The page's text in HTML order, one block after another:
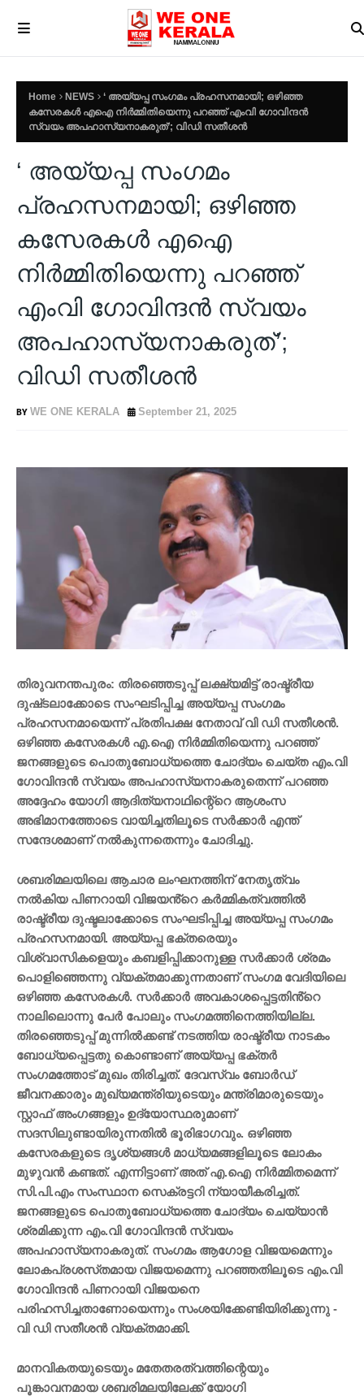
Home NEWS
‘ അയ്യപ്പ സംഗമം പ്രഹസനമായി; ഒഴിഞ്ഞ
കസേരകള്‍ എഐ നിര്‍മ്മിതിയെന്നു പറഞ്ഞ് എംവി ഗോവിന്ദന്‍
സ്വയം അപഹാസ്യനാകരുത്’; വിഡി സതീശന്‍
‘ അയ്യപ്പ സംഗമം
പ്രഹസനമായി; ഒഴിഞ്ഞ
കസേരകള്‍ എഐ
നിര്‍മ്മിതിയെന്നു പറഞ്ഞ്
എംവി ഗോവിന്ദന്‍ സ്വയം
അപഹാസ്യനാകരുത്’;
വിഡി സതീശന്‍
WE ONE KERALA September 21, 2025
തിരുവനന്തപുരം: തിരഞ്ഞെടുപ്പ് ലക്ഷ്യമിട്ട് രാഷ്ട്രീയ
ദുഷ്‌ടലാക്കോടെ സംഘടിപ്പിച്ച അയ്യപ്പ സംഗമം
പ്രഹസനമായെന്ന് പ്രതിപക്ഷ നേതാവ് വി ഡി സതീശൻ.
ഒഴിഞ്ഞ കസേരകൾ എ.ഐ നിർമ്മിതിയെന്നു പറഞ്ഞ്
ജനങ്ങളുടെ പൊതുബോധ്യത്തെ ചോദ്യം ചെയ്‌ത എം.വി
ഗോവിന്ദൻ സ്വയം അപഹാസ്യനാകരുതെന്ന് പറഞ്ഞ
അദ്ദേഹം യോഗി ആദിത്യനാഥിന്റെ്റെ ആശംസ
അഭിമാനത്തോടെ വായിച്ചതിലൂടെ സർക്കാർ എന്ത്
സന്ദേശമാണ് നൽകുന്നതെന്നും ചോദിച്ചു.
ശബരിമലയിലെ ആചാര ലംഘനത്തിന് നേതൃത്വം
നൽകിയ പിണറായി വിജയൻ്റെ കർമ്മികത്വത്തിൽ
രാഷ്ട്രീയ ദുഷ്ട‌ലാക്കോടെ സംഘടിപ്പിച്ച അയ്യപ്പ സംഗമം
പ്രഹസനമായി. അയ്യപ്പ ഭക്തരെയും
വിശ്വാസികളെയും കബളിപ്പിക്കാനുള്ള സർക്കാർ ശ്രമം
പൊളിഞ്ഞെന്നു വ്യക്തമാക്കുന്നതാണ് സംഗമ വേദിയിലെ
ഒഴിഞ്ഞ കസേരകൾ. സർക്കാർ അവകാശപ്പെട്ടതിൻ്റെ
നാലിലൊന്നു പേർ പോലും സംഗമത്തിനെത്തിയില്ല.
തിരഞ്ഞെടുപ്പ് മുന്നിൽക്കണ്ട് നടത്തിയ രാഷ്ട്രീയ നാടകം
ബോധ്യപ്പെട്ടതു കൊണ്ടാണ് അയ്യപ്പ ഭക്തർ
സംഗമത്തോട് മുഖം തിരിച്ചത്. ദേവസ്വം ബോർഡ്
ജീവനക്കാരും മുഖ്യമന്ത്രിയുടെയും മന്ത്രിമാരുടെയും
സ്റ്റാഫ് അംഗങ്ങളും ഉദ്യോസ്ഥരുമാണ്
സദസിലുണ്ടായിരുന്നതിൽ ഭൂരിഭാഗവും. ഒഴിഞ്ഞ
കസേരകളുടെ ദൃശ്യങ്ങൾ മാധ്യമങ്ങളിലൂടെ ലോകം
മുഴുവൻ കണ്ടത്. എന്നിട്ടാണ് അത് എ.ഐ നിർമ്മിതമെന്ന്
സി.പി.എം സംസ്ഥാന സെക്രട്ടറി ന്യായീകരിച്ചത്.
ജനങ്ങളുടെ പൊതുബോധ്യത്തെ ചോദ്യം ചെയ്യാൻ
ശ്രമിക്കുന്ന എം.വി ഗോവിന്ദൻ സ്വയം
അപഹാസ്യനാകരുത്. സംഗമം ആഗോള വിജയമെന്നും
ലോകപ്രശസ്‌തമായ വിജയമെന്നു പറഞ്ഞതിലൂടെ എം.വി
ഗോവിന്ദൻ പിണറായി വിജയനെ
പരിഹസിച്ചതാണോയെന്നും സംശയിക്കേണ്ടിയിരിക്കുന്നു -
വി ഡി സതീശൻ വ്യക്തമാക്കി.
മാനവികതയുടെയും മതേതരത്വത്തിന്റെയും
പൂങ്കാവനമായ ശബരിമലയിലേക്ക് യോഗി